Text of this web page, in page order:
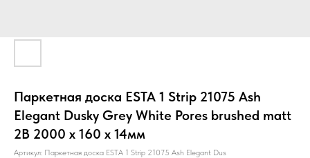
Паркетная доска ESTA 1 Strip 21075 Ash
Elegant Dusky Grey White Pores brushed matt
2B 2000 x 160 x 14мм
Артикул: Паркетная доска ESTA 1 Strip 21075 Ash Elegant Dus